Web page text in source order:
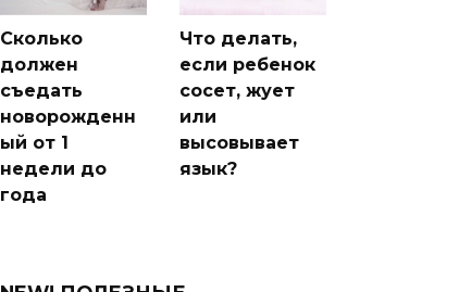
Сколько
должен
съедать
новорожденн
ый от 1
недели до
года
Что делать,
если ребенок
сосет, жует
или
высовывает
язык?